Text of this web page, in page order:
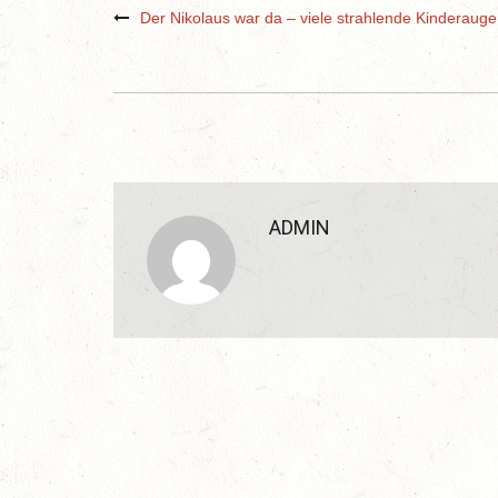
Der Nikolaus war da – viele strahlende
ADMIN